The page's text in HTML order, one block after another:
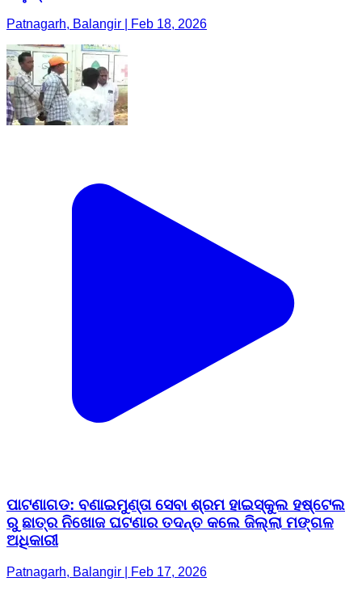
Patnagarh, Balangir | Feb 18, 2026
ପାଟଣାଗଡ: ବଣାଇମୁଣ୍ତା ସେବା ଶ୍ରମ ହାଇସ୍କୁଲ ହଷ୍ଟେଲ
ରୁ ଛାତ୍ର ନିଖୋଜ ଘଟଣାର ତଦନ୍ତ କଲେ ଜିଲ୍ଲା ମଙ୍ଗଳ
ଅଧିକାରୀ
Patnagarh, Balangir | Feb 17, 2026